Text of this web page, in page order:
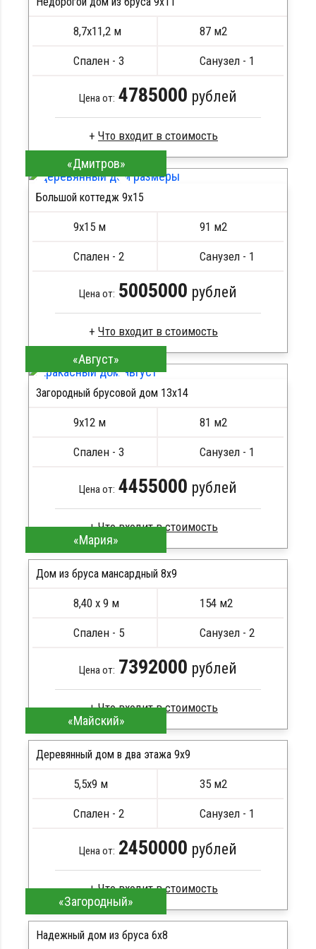
Кровля металлочерепица
Сборка на березовые нагеля, джут
Металлические сваи 108 диаметр
ПОДРОБНЕЕ
8,7х11,2 м 87 м2
Спален - 3 Санузел - 1
Цена от: 4785000 рублей
Брус камерной сушки
Стропила, балки 50х200 мм
Кровля металлочерепица
Сборка на березовые нагеля, джут
Металлические сваи 108 диаметр
ПОДРОБНЕЕ
«Дмитров»
Большой коттедж 9х15
9х15 м 91 м2
Спален - 2 Санузел - 1
Цена от: 5005000 рублей
Клееный брус
Стропила, балки 50х200 мм
Кровля металлочерепица
Сборка на березовые нагеля, джут
Металлические сваи 108 диаметр
ПОДРОБНЕЕ
«Август»
Загородный брусовой дом 13х14
9х12 м 81 м2
Спален - 3 Санузел - 1
Цена от: 4455000 рублей
Брус камерной сушки
Стропила, балки 50х200 мм
Метизы, саморезы, гвозди
Сборка на березовые нагеля, джут
ПОДРОБНЕЕ
«Мария»
Дом из бруса мансардный 8x9
8,40 х 9 м 154 м2
Спален - 5 Санузел - 2
Цена от: 7392000 рублей
Брус естественной влажности
Стропила, балки 50х200 мм
Метизы, саморезы, гвозди
Сборка на березовые нагеля, джут
ПОДРОБНЕЕ
«Майский»
Деревянный дом в два этажа 9x9
5,5х9 м 35 м2
Спален - 2 Санузел - 1
Цена от: 2450000 рублей
Профилированный брус
Стропила, балки 50х200 мм
«Загородный»
Надежный дом из бруса 6x8